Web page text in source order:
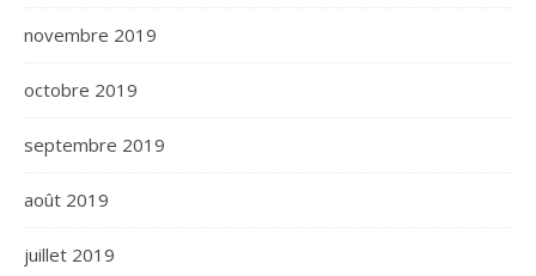
novembre 2019
octobre 2019
septembre 2019
août 2019
juillet 2019